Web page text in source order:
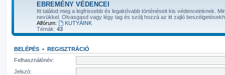
EBREMÉNY VÉDENCEI
Itt találod meg a legfrissebb és legaktívabb történéseit kis védenceinknek.
nevükkel. Olvasgasd vagy légy tag és szólj hozzá az itt zajló
Alfórum:
KUTYÁINK
Témák: 43
BELÉPÉS • REGISZTRÁCIÓ
Felhasználónév:
Jelszó: